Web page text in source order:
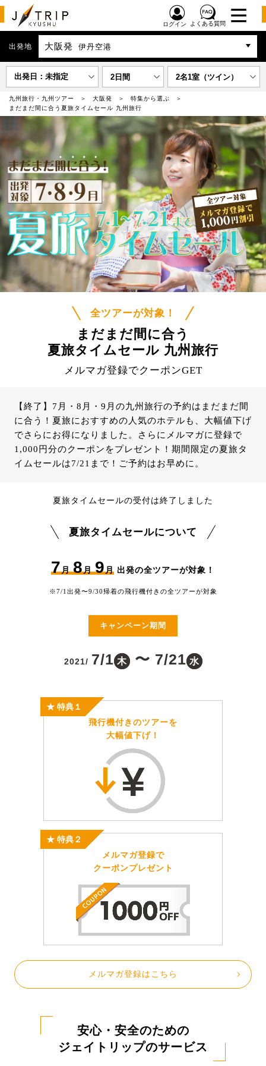
ログイン よくある質問
出発地 大阪発 伊丹空港
出発日：未指定 2日間 2名1室（ツイン）
九州旅行・九州ツアー 大阪発
特集から選ぶ
まだまだ間に合う夏旅タイムセール 九州旅行
全ツアーが対象！
まだまだ間に合う
夏旅タイムセール 九州旅行
メルマガ登録でクーポンGET
【終了】7月・8月・9月の九州旅行の予約はまだまだ間
に合う！夏旅におすすめの人気のホテルも、大幅値下げ
でさらにお得になりました。さらにメルマガに登録で
1,000円分のクーポンをプレゼント！期間限定の夏旅タ
イムセールは7/21まで！ご予約はお早めに。
夏旅タイムセールの受付は終了しました
夏旅タイムセールについて
7月8月9月 出発の全ツアーが対象！
※7/1出発〜9/30帰着の飛行機付きの全ツアーが対象
キャンペーン期間
2021/ 7/1 木 〜 7/21 水
飛行機付きのツアーを
大幅値下げ！
★ 特典１
メルマガ登録で
クーポンプレゼント
★ 特典２
メルマガ登録はこちら
安心・安全のための
ジェイトリップのサービス